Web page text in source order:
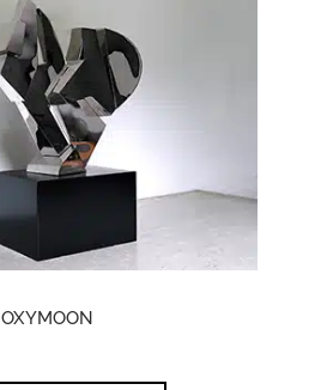
OXYMOON